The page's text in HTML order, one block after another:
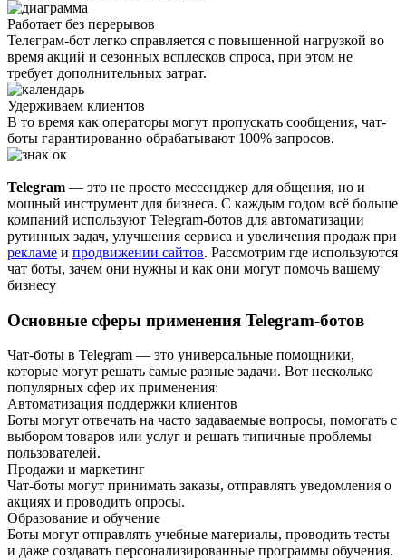
Работает без перерывов
Телеграм-бот легко справляется с повышенной нагрузкой во
время акций и сезонных всплесков спроса, при этом не
требует дополнительных затрат.
Удерживаем клиентов
В то время как операторы могут пропускать сообщения, чат-
боты гарантированно обрабатывают 100% запросов.
Telegram — это не просто мессенджер для общения, но и
мощный инструмент для бизнеса. С каждым годом всё больше
компаний используют Telegram-ботов для автоматизации
рутинных задач, улучшения сервиса и увеличения продаж при
рекламе и продвижении сайтов. Рассмотрим где используются
чат боты, зачем они нужны и как они могут помочь вашему
бизнесу
Основные сферы применения Telegram-ботов
Чат-боты в Telegram — это универсальные помощники,
которые могут решать самые разные задачи. Вот несколько
популярных сфер их применения:
Автоматизация поддержки клиентов
Боты могут отвечать на часто задаваемые вопросы, помогать с
выбором товаров или услуг и решать типичные проблемы
пользователей.
Продажи и маркетинг
Чат-боты могут принимать заказы, отправлять уведомления о
акциях и проводить опросы.
Образование и обучение
Боты могут отправлять учебные материалы, проводить тесты
и даже создавать персонализированные программы обучения.